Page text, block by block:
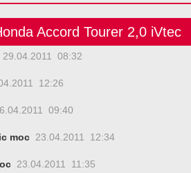
Accord Tourer 2,0 iVtec
29.04.2011 08:32
12:26
09:40
moc 23.04.2011 12:34
23.04.2011 11:35